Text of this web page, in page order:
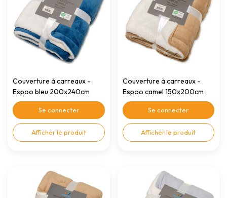
Couverture à carreaux -
Espoo bleu 200x240cm
Se connecter
Afficher le produit
Couverture à carreaux -
Espoo camel 150x200cm
Se connecter
Afficher le produit